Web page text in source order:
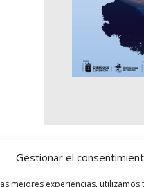
Gestionar el
mejores experiencias,
logo SID